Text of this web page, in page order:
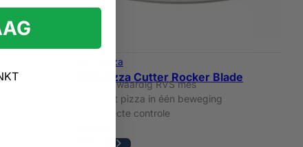
Witt Pizza
Witt Pizza Cutter Rocker Blade
Hoogwaardig RVS mes
Snijdt pizza in één beweging
Perfecte controle